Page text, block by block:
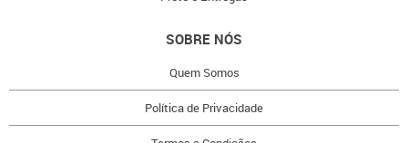
SOBRE NÓS
Quem Somos
Política de Privacidade